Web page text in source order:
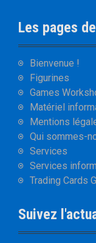
Les pages
Bienvenue !
Figurines
Games
Matériel
Mentions
Qui sommes-
Services
Services
Trading Cards
Suivez